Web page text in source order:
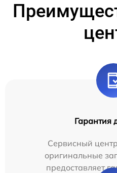
Гарантия
Сервисный
оригинальные
предоставляет